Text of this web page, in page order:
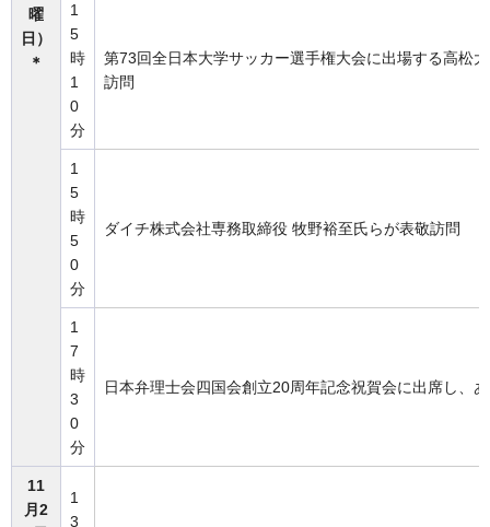
曜
日）
＊
1
5
時
1
0
分
第73回全日本大学サッカー選手権大会に出場する高松
訪問
1
5
時
5
0
分
ダイチ株式会社専務取締役 牧野裕至氏らが表敬訪問
1
7
時
3
0
分
日本弁理士会四国会創立20周年記念祝賀会に出席し、
11
月2
1
3